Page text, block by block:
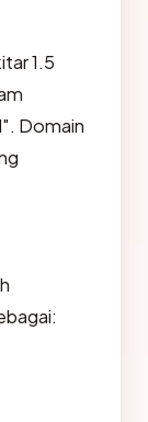
1.5
Domain